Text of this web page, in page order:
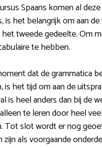
Spaans komen al
is het belangrijk om aan
tweede gedeelte. Om
te hebben.
dat de grammatica
is het tijd om aan de
is heel anders dan bij de
te leren door heel
Tot slot wordt er nog
als voorgaande